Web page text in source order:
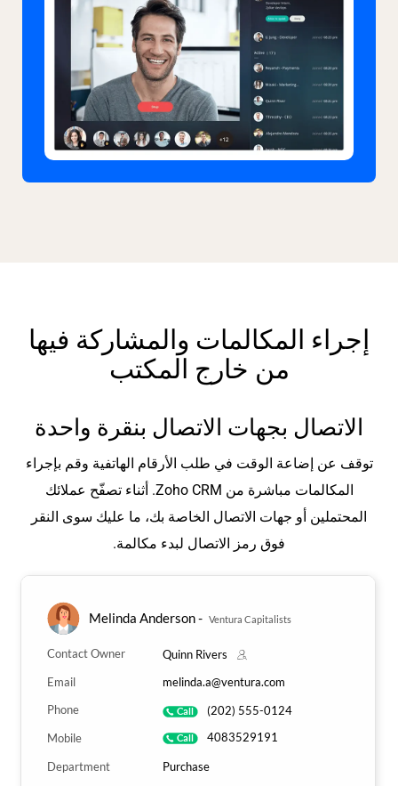
إجراء المكالمات والمشاركة فيها
من خارج المكتب
الاتصال بجهات الاتصال بنقرة واحدة
توقف عن إضاعة الوقت في طلب الأرقام الهاتفية وقم بإجراء
المكالمات مباشرة من Zoho CRM. أثناء تصفّح عملائك
المحتملين أو جهات الاتصال الخاصة بك، ما عليك سوى النقر
فوق رمز الاتصال لبدء مكالمة.